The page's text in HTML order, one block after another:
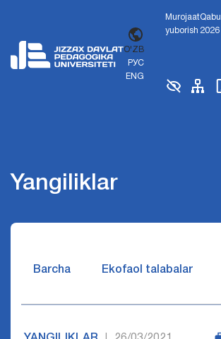
O'ZB
РУС
ENG
Murojaat
yuborish
Qabul
2026
Yangiliklar
Barcha Ekofaol talabalar